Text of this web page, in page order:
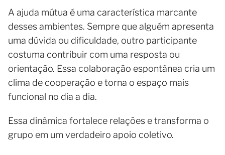
A ajuda mútua é uma característica marcante
desses ambientes. Sempre que alguém apresenta
uma dúvida ou dificuldade, outro participante
costuma contribuir com uma resposta ou
orientação. Essa colaboração espontânea cria um
clima de cooperação e torna o espaço mais
funcional no dia a dia.
Essa dinâmica fortalece relações e transforma o
grupo em um verdadeiro apoio coletivo.